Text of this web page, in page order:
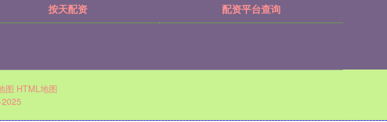
按天配资 配资平台查询
图 HTML地图